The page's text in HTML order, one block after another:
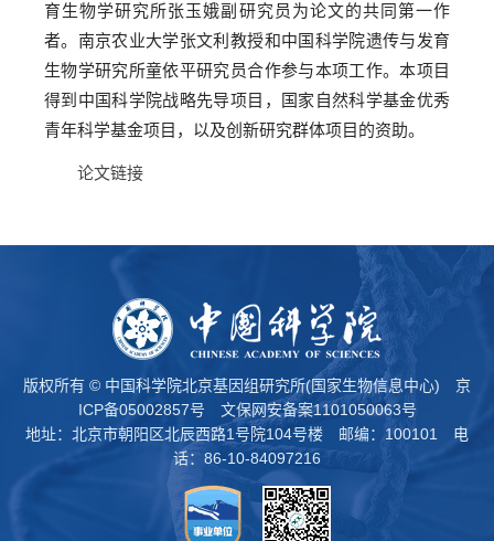
育生物学研究所张玉娥副研究员为论文的共同第一作
者。南京农业大学张文利教授和中国科学院遗传与发育
生物学研究所童依平研究员合作参与本项工作。本项目
得到中国科学院战略先导项目，国家自然科学基金优秀
青年科学基金项目，以及创新研究群体项目的资助。
论文链接
版权所有 © 中国科学院北京基因组研究所(国家生物信息中心) 京
ICP备05002857号
文保网安备案1101050063号
地址：北京市朝阳区北辰西路1号院104号楼 邮编：100101 电
话：86-10-84097216